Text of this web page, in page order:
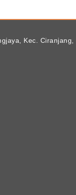
Kec. Ciranjang,